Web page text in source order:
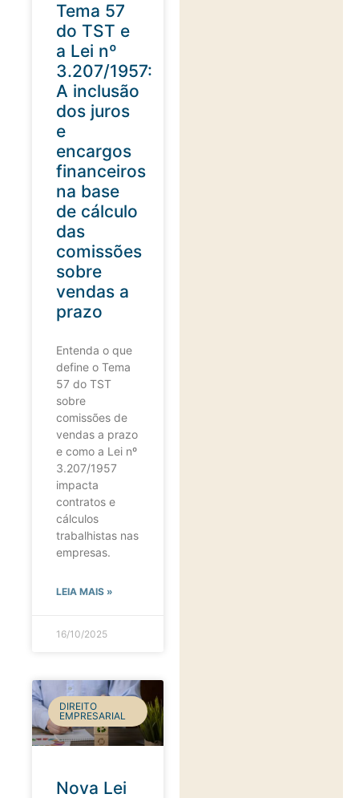
Tema 57
do TST e
a Lei nº
3.207/1957:
A inclusão
dos juros
e
encargos
financeiros
na base
de cálculo
das
comissões
sobre
vendas a
prazo
Entenda o que
define o Tema
57 do TST
sobre
comissões de
vendas a prazo
e como a Lei nº
3.207/1957
impacta
contratos e
cálculos
trabalhistas nas
empresas.
LEIA MAIS »
16/10/2025
DIREITO
EMPRESARIAL
Nova Lei